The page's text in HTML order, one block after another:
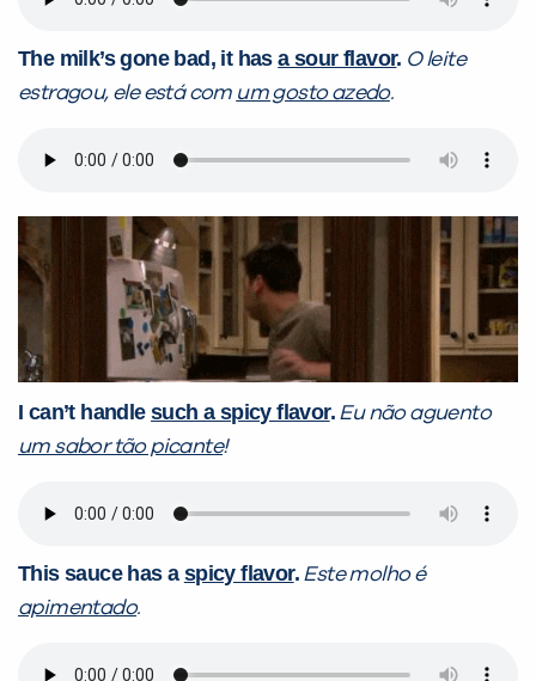
The milk’s gone bad, it hasa sour flavor. O leite
estragou, ele está com um gosto azedo.
I can’t handlesuch a spicy flavor. Eu não aguento
um sabor tão picante!
This sauce has a spicy flavor. Este molho é
apimentado.